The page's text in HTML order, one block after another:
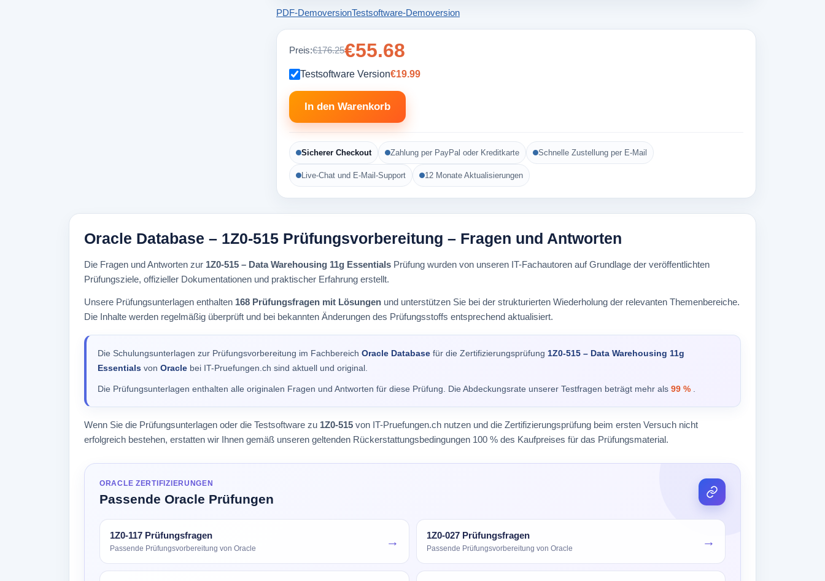
PDF-DemoversionTestsoftware-Demoversion
Preis:€176.25€55.68
Testsoftware Version€19.99
In den Warenkorb
Sicherer Checkout Zahlung per PayPal oder Kreditkarte Schnelle Zustellung per E-Mail
Live-Chat und E-Mail-Support 12 Monate Aktualisierungen
Oracle Database – 1Z0-515 Prüfungsvorbereitung – Fragen und Antworten
Die Fragen und Antworten zur 1Z0-515 – Data Warehousing 11g Essentials Prüfung wurden von unseren IT-Fachautoren auf Grundlage der veröffentlichten
Prüfungsziele, offizieller Dokumentationen und praktischer Erfahrung erstellt.
Unsere Prüfungsunterlagen enthalten 168 Prüfungsfragen mit Lösungen und unterstützen Sie bei der strukturierten Wiederholung der relevanten Themenbereiche.
Die Inhalte werden regelmäßig überprüft und bei bekannten Änderungen des Prüfungsstoffs entsprechend aktualisiert.
Die Schulungsunterlagen zur Prüfungsvorbereitung im Fachbereich Oracle Database für die Zertifizierungsprüfung 1Z0-515 – Data Warehousing 11g
Essentials von Oracle bei IT-Pruefungen.ch sind aktuell und original.
Die Prüfungsunterlagen enthalten alle originalen Fragen und Antworten für diese Prüfung. Die Abdeckungsrate unserer Testfragen beträgt mehr als 99 %
Wenn Sie die Prüfungsunterlagen oder die Testsoftware zu 1Z0-515 von IT-Pruefungen.ch nutzen und die Zertifizierungsprüfung beim ersten Versuch nicht
erfolgreich bestehen, erstatten wir Ihnen gemäß unseren geltenden Rückerstattungsbedingungen 100 % des Kaufpreises für das Prüfungsmaterial.
ORACLE ZERTIFIZIERUNGEN
Passende Oracle Prüfungen
1Z0-117 Prüfungsfragen
Passende Prüfungsvorbereitung von Oracle → 1Z0-027 Prüfungsfragen
Passende Prüfungsvorbereitung von Oracle →